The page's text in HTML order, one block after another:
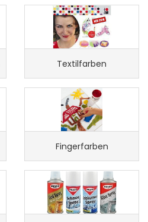
Textilfarben
Fingerfarben